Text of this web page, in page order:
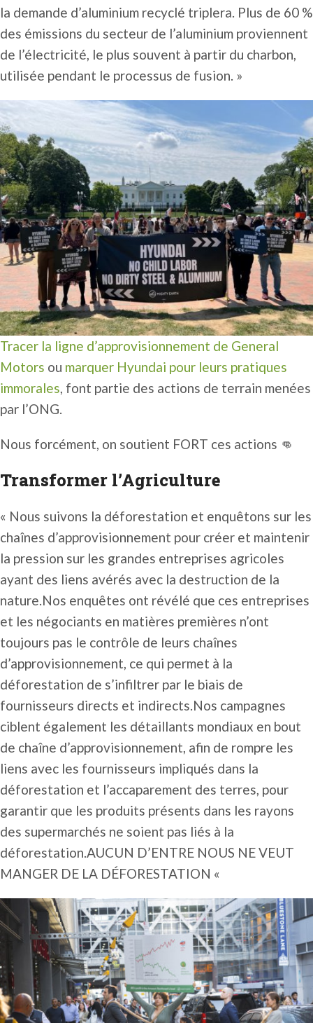
la demande d’aluminium recyclé triplera. Plus de 60 %
des émissions du secteur de l’aluminium proviennent
de l’électricité, le plus souvent à partir du charbon,
utilisée pendant le processus de fusion. »
Tracer la ligne d’approvisionnement de General
Motors ou marquer Hyundai pour leurs pratiques
immorales, font partie des actions de terrain menées
par l’ONG.
Nous forcément, on soutient FORT ces actions 👊
Transformer l’Agriculture
« Nous suivons la déforestation et enquêtons sur les
chaînes d’approvisionnement pour créer et maintenir
la pression sur les grandes entreprises agricoles
ayant des liens avérés avec la destruction de la
nature.Nos enquêtes ont révélé que ces entreprises
et les négociants en matières premières n’ont
toujours pas le contrôle de leurs chaînes
d’approvisionnement, ce qui permet à la
déforestation de s’infiltrer par le biais de
fournisseurs directs et indirects.Nos campagnes
ciblent également les détaillants mondiaux en bout
de chaîne d’approvisionnement, afin de rompre les
liens avec les fournisseurs impliqués dans la
déforestation et l’accaparement des terres, pour
garantir que les produits présents dans les rayons
des supermarchés ne soient pas liés à la
déforestation.AUCUN D’ENTRE NOUS NE VEUT
MANGER DE LA DÉFORESTATION «